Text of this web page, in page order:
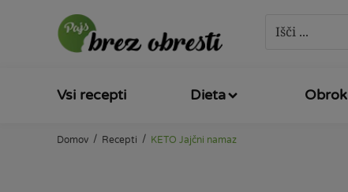
Vsi recepti Dieta Obrok
Domov / Recepti / KETO Jajčni namaz